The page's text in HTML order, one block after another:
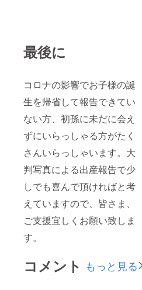
最後に
コロナの影響でお子様の誕
生を帰省して報告できてい
ない方、初孫に未だに会え
ずにいらっしゃる方がたく
さんいらっしゃいます。大
判写真による出産報告で少
しでも喜んで頂ければと考
えていますので、皆さま、
ご支援宜しくお願い致しま
す。
コメント もっと見る